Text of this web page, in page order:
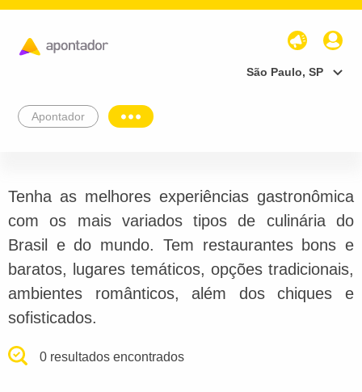
São Paulo, SP
Apontador
Tenha as melhores experiências gastronômica
com os mais variados tipos de culinária do
Brasil e do mundo. Tem restaurantes bons e
baratos, lugares temáticos, opções tradicionais,
ambientes românticos, além dos chiques e
sofisticados.
0 resultados encontrados